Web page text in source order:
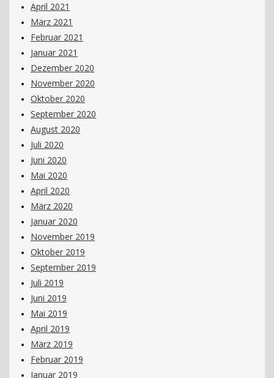
April 2021
März 2021
Februar 2021
Januar 2021
Dezember 2020
November 2020
Oktober 2020
September 2020
August 2020
Juli 2020
Juni 2020
Mai 2020
April 2020
März 2020
Januar 2020
November 2019
Oktober 2019
September 2019
Juli 2019
Juni 2019
Mai 2019
April 2019
März 2019
Februar 2019
Januar 2019